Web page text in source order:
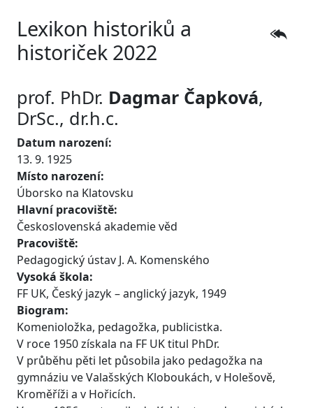
Lexikon historiků a
historiček 2022
prof. PhDr. Dagmar Čapková,
DrSc., dr.h.c.
Datum narození:
13. 9. 1925
Místo narození:
Úborsko na Klatovsku
Hlavní pracoviště:
Československá akademie věd
Pracoviště:
Pedagogický ústav J. A. Komenského
Vysoká škola:
FF UK, Český jazyk – anglický jazyk, 1949
Biogram:
Komenioložka, pedagožka, publicistka.
V roce 1950 získala na FF UK titul PhDr.
V průběhu pěti let působila jako pedagožka na
gymnáziu ve Valašských Kloboukách, v Holešově,
Kroměříži a v Hořicích.